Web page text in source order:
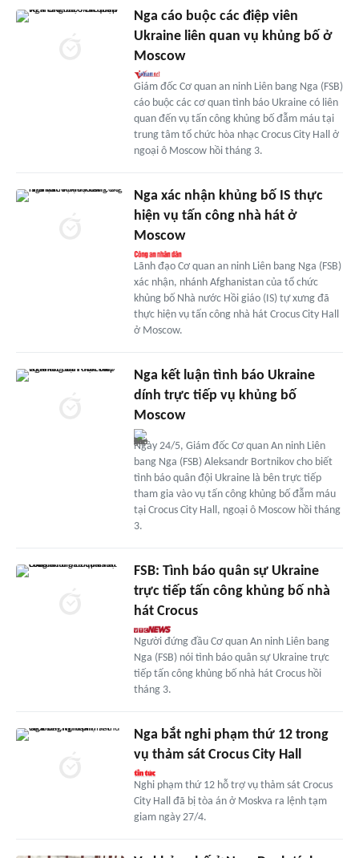
Nga cáo buộc các điệp viên
Ukraine liên quan vụ khủng bố ở
Moscow
Giám đốc Cơ quan an ninh Liên bang Nga (FSB)
cáo buộc các cơ quan tình báo Ukraine có liên
quan đến vụ tấn công khủng bố đẫm máu tại
trung tâm tổ chức hòa nhạc Crocus City Hall ở
ngoại ô Moscow hồi tháng 3.
Nga xác nhận khủng bố IS thực
hiện vụ tấn công nhà hát ở
Moscow
Lãnh đạo Cơ quan an ninh Liên bang Nga (FSB)
xác nhận, nhánh Afghanistan của tổ chức
khủng bố Nhà nước Hồi giáo (IS) tự xưng đã
thực hiện vụ tấn công nhà hát Crocus City Hall
ở Moscow.
Nga kết luận tình báo Ukraine
dính trực tiếp vụ khủng bố
Moscow
Ngày 24/5, Giám đốc Cơ quan An ninh Liên
bang Nga (FSB) Aleksandr Bortnikov cho biết
tình báo quân đội Ukraine là bên trực tiếp
tham gia vào vụ tấn công khủng bố đẫm máu
tại Crocus City Hall, ngoại ô Moscow hồi tháng
3.
FSB: Tình báo quân sự Ukraine
trực tiếp tấn công khủng bố nhà
hát Crocus
Người đứng đầu Cơ quan An ninh Liên bang
Nga (FSB) nói tình báo quân sự Ukraine trực
tiếp tấn công khủng bố nhà hát Crocus hồi
tháng 3.
Nga bắt nghi phạm thứ 12 trong
vụ thảm sát Crocus City Hall
Nghi phạm thứ 12 hỗ trợ vụ thảm sát Crocus
City Hall đã bị tòa án ở Moskva ra lệnh tạm
giam ngày 27/4.